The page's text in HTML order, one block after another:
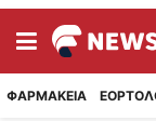
ΦΑΡΜΑΚΕΙΑ